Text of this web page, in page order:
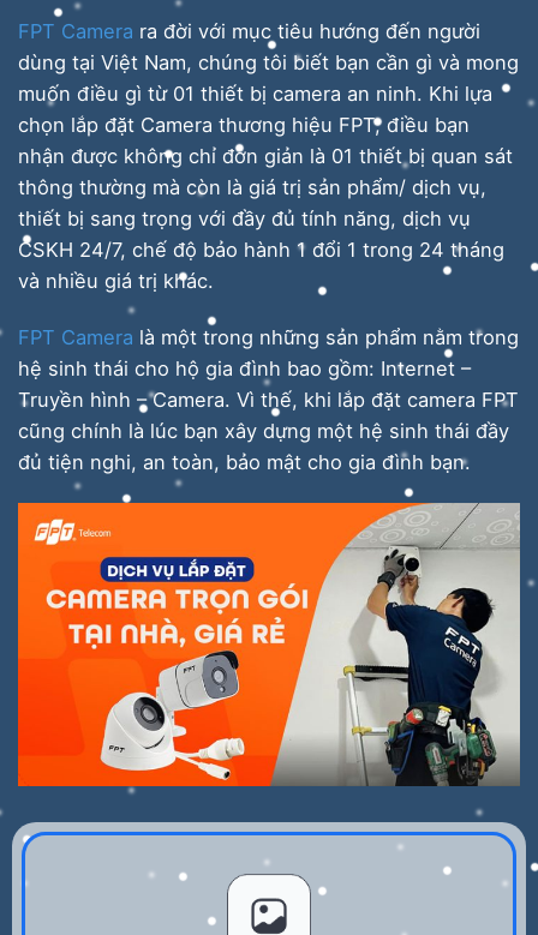
FPT Camera ra đời với mục tiêu hướng đến người
dùng tại Việt Nam, chúng tôi biết bạn cần gì và mong
muốn điều gì từ 01 thiết bị camera an ninh. Khi lựa
chọn lắp đặt Camera thương hiệu FPT, điều bạn
nhận được không chỉ đơn giản là 01 thiết bị quan sát
thông thường mà còn là giá trị sản phẩm/ dịch vụ,
thiết bị sang trọng với đầy đủ tính năng, dịch vụ
CSKH 24/7, chế độ bảo hành 1 đổi 1 trong 24 tháng
và nhiều giá trị khác.
FPT Camera là một trong những sản phẩm nằm trong
hệ sinh thái cho hộ gia đình bao gồm: Internet –
Truyền hình – Camera. Vì thế, khi lắp đặt camera FPT
cũng chính là lúc bạn xây dựng một hệ sinh thái đầy
đủ tiện nghi, an toàn, bảo mật cho gia đình bạn.